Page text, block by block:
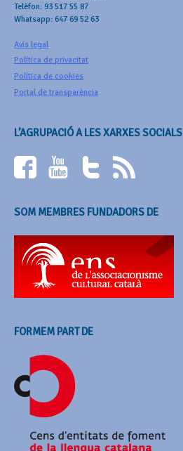
Telèfon: 93 517 55 87
Whatsapp: 647 69 52 63
Avís legal
Política de privacitat
Política de cookies
Portal de transparència
L’AGRUPACIÓ A LES XARXES SOCIALS
SOM MEMBRES FUNDADORS DE
FORMEM PART DE